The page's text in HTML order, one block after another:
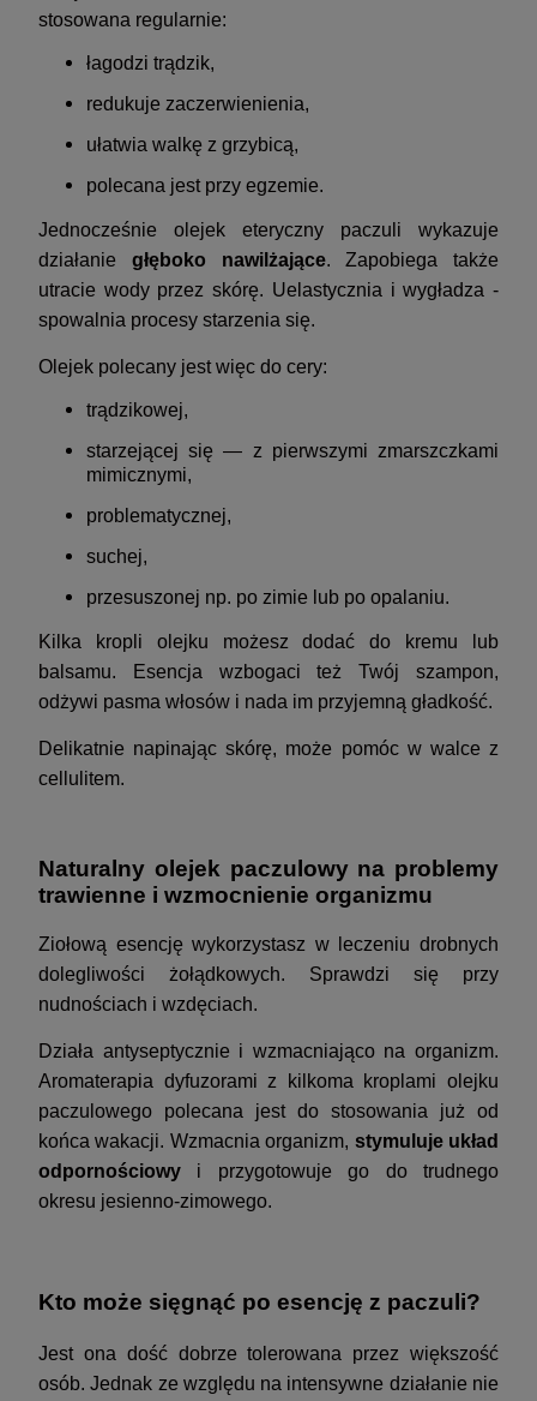
stosowana regularnie:
łagodzi trądzik,
redukuje zaczerwienienia,
ułatwia walkę z grzybicą,
polecana jest przy egzemie.
Jednocześnie olejek eteryczny paczuli wykazuje
działanie głęboko nawilżające. Zapobiega także
utracie wody przez skórę. Uelastycznia i wygładza -
spowalnia procesy starzenia się.
Olejek polecany jest więc do cery:
trądzikowej,
starzejącej się — z pierwszymi zmarszczkami
mimicznymi,
problematycznej,
suchej,
przesuszonej np. po zimie lub po opalaniu.
Kilka kropli olejku możesz dodać do kremu lub
balsamu. Esencja wzbogaci też Twój szampon,
odżywi pasma włosów i nada im przyjemną gładkość.
Delikatnie napinając skórę, może pomóc w walce z
cellulitem.
Naturalny olejek paczulowy na problemy
trawienne i wzmocnienie organizmu
Ziołową esencję wykorzystasz w leczeniu drobnych
dolegliwości żołądkowych. Sprawdzi się przy
nudnościach i wzdęciach.
Działa antyseptycznie i wzmacniająco na organizm.
Aromaterapia dyfuzorami z kilkoma kroplami olejku
paczulowego polecana jest do stosowania już od
końca wakacji. Wzmacnia organizm, stymuluje układ
odpornościowy i przygotowuje go do trudnego
okresu jesienno-zimowego.
Kto może sięgnąć po esencję z paczuli?
Jest ona dość dobrze tolerowana przez większość
osób. Jednak ze względu na intensywne działanie nie